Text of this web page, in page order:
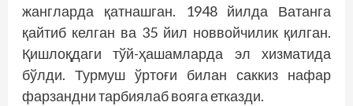
жангларда қатнашган. 1948 йилда Ватанга
қайтиб келган ва 35 йил нов­войчилик қилган.
Қишлоқдаги тўй-ҳашамларда эл хизматида
бўлди. Турмуш ўртоғи билан саккиз нафар
фарзандни тарбиялаб вояга етказди.